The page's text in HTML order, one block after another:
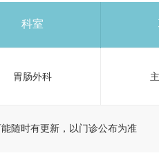
科室
胃肠外科
随时有更新，以门诊公布为准